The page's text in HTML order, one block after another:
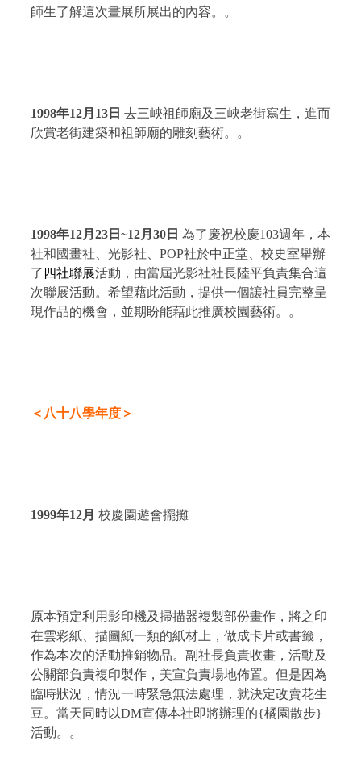
師生了解這次畫展所展出的內容。。
1998年12月 13 日 去三峽祖師廟及三峽老街寫生，進而
欣賞老街建築和祖師廟的雕刻藝術。。
1998年12月 23 日 ~12月30 日 為了慶祝校慶103週年，本
社和國畫社、光影社、 POP社於中正堂、校史室舉辦
了 四社聯展活動，由當屆光影社社長陸平負責集合這
次聯展活動。希望藉此活動，提供一個讓社員完整呈
現作品的機會，並期盼能藉此推廣校園藝術。。
＜八十八學年度＞
1999年12月 校慶園遊會擺攤
原本預定利用影印機及掃描器複製部份畫作，將之印
在雲彩紙、描圖紙一類的紙材上，做成卡片或書籤，
作為本次的活動推銷物品。副社長負責收畫，活動及
公關部負責複印製作，美宣負責場地佈置。但是因為
臨時狀況，情況一時緊急無法處理，就決定改賣花生
豆。當天同時以DM宣傳本社即將辦理的{橘園散步}
活動。。